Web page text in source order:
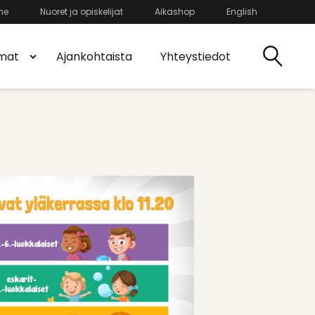
Nuoret ja opiskelijat Aikashop English
Ajankohtaista Yhteystiedot